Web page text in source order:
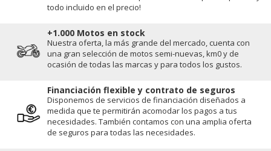
todo incluido en el precio!
+1.000 Motos en stock
Nuestra oferta, la más grande del mercado, cuenta con
una gran selección de motos semi-nuevas, km0 y de
ocasión de todas las marcas y para todos los gustos.
Financiación flexible y contrato de seguros
Disponemos de servicios de financiación diseñados a
medida que te permitirán acomodar los pagos a tus
necesidades. También contamos con una amplia oferta
de seguros para todas las necesidades.